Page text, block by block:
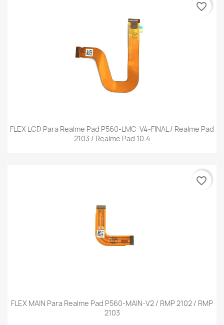
FLEX LCD Para Realme Pad P560-LMC-V4-FINAL / Realme Pad
2103 / Realme Pad 10.4
favorite_border
FLEX MAIN Para Realme Pad P560-MAIN-V2 / RMP 2102 / RMP
2103
favorite_border